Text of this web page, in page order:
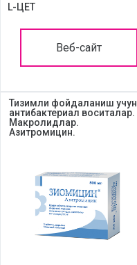
L-ЦЕТ
Веб-сайт
Тизимли фойдаланиш учун
антибактериал воситалар.
Макролидлар.
Азитромицин.